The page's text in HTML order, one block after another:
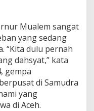
Mualem sangat
yang sedang
“Kita dulu pernah
dahsyat,” kata
gempa
di Samudra
yang
di Aceh.